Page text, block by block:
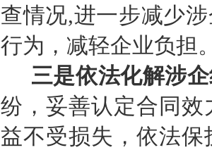
查情况,进一步减少
行为，减轻企业负担
三是依法化解涉
纷，妥善认定合同
益不受损失，依法